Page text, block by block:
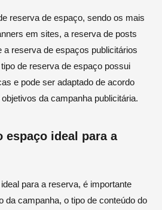
reserva de espaço, sendo os mais
em sites, a reserva de posts
a reserva de espaços publicitários
de reserva de espaço possui
e pode ser adaptado de acordo
da campanha publicitária.
espaço ideal para a
para a reserva, é importante
da campanha, o tipo de conteúdo do